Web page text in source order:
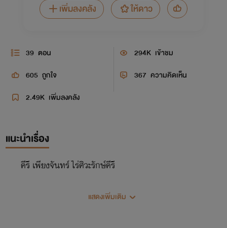
เพิ่มลงคลัง
ให้ดาว
39 ตอน 294K เข้าชม
605 ถูกใจ 367 ความคิดเห็น
2.49K เพิ่มลงคลัง
แนะนำเรื่อง
คีรี เพียงจันทร์ ไร่ศิวะรักษ์คีรี
แสดงเพิ่มเติม